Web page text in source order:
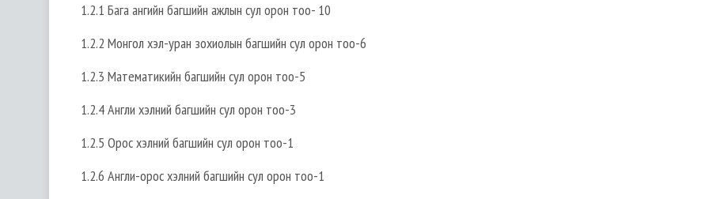
1.2.1 Бага ангийн багшийн ажлын сул орон тоо- 10
1.2.2 Монгол хэл-уран зохиолын багшийн сул орон тоо-6
1.2.3 Математикийн багшийн сул орон тоо-5
1.2.4 Англи хэлний багшийн сул орон тоо-3
1.2.5 Орос хэлний багшийн сул орон тоо-1
1.2.6 Англи-орос хэлний багшийн сул орон тоо-1